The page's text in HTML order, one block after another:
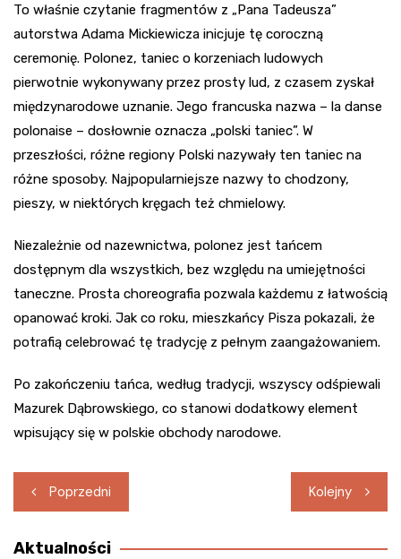
To właśnie czytanie fragmentów z „Pana Tadeusza”
autorstwa Adama Mickiewicza inicjuje tę coroczną
ceremonię. Polonez, taniec o korzeniach ludowych
pierwotnie wykonywany przez prosty lud, z czasem zyskał
międzynarodowe uznanie. Jego francuska nazwa – la danse
polonaise – dosłownie oznacza „polski taniec”. W
przeszłości, różne regiony Polski nazywały ten taniec na
różne sposoby. Najpopularniejsze nazwy to chodzony,
pieszy, w niektórych kręgach też chmielowy.
Niezależnie od nazewnictwa, polonez jest tańcem
dostępnym dla wszystkich, bez względu na umiejętności
taneczne. Prosta choreografia pozwala każdemu z łatwością
opanować kroki. Jak co roku, mieszkańcy Pisza pokazali, że
potrafią celebrować tę tradycję z pełnym zaangażowaniem.
Po zakończeniu tańca, według tradycji, wszyscy odśpiewali
Mazurek Dąbrowskiego, co stanowi dodatkowy element
wpisujący się w polskie obchody narodowe.
Nawigacja
wpisu
Poprzedni Kolejny
Aktualności